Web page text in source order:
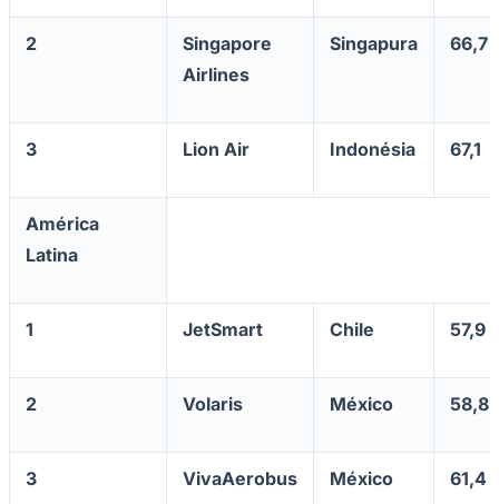
2
Singapore
Airlines
Singapura 66,7
3 Lion Air Indonésia 67,1
América
Latina
1 JetSmart Chile 57,9
2 Volaris México 58,8
3 VivaAerobus México 61,4